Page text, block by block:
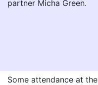
partner Micha Green.
Some attendance at the